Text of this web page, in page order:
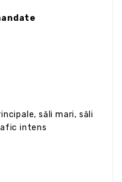
săli mari, săli
intens